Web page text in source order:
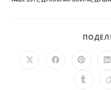
Открывается
Открывается
новом
в
новом
в